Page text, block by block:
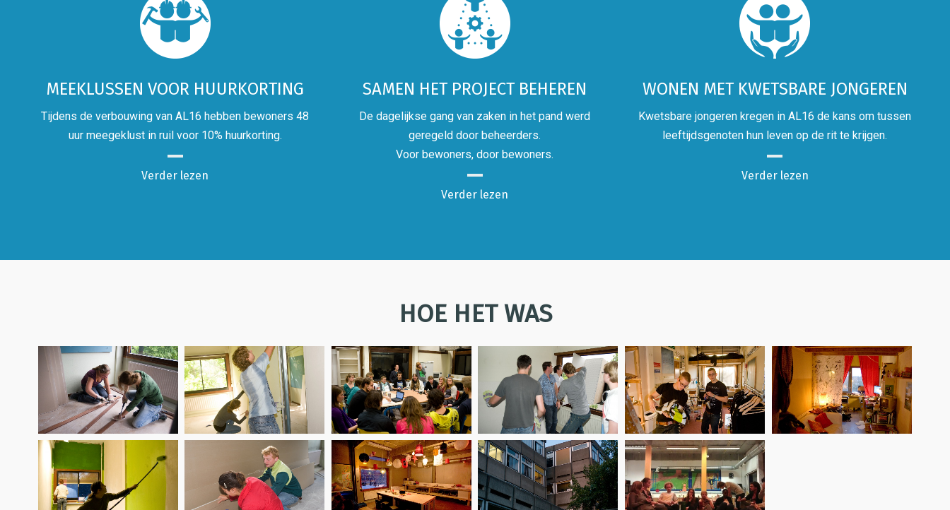
MEEKLUSSEN VOOR HUURKORTING
Tijdens de verbouwing van AL16 hebben bewoners 48
uur meegeklust in ruil voor 10% huurkorting.
Verder lezen
SAMEN HET PROJECT BEHEREN
De dagelijkse gang van zaken in het pand werd
geregeld door beheerders.
Voor bewoners, door bewoners.
Verder lezen
WONEN MET KWETSBARE JONGEREN
Kwetsbare jongeren kregen in AL16 de kans om tussen
leeftijdsgenoten hun leven op de rit te krijgen.
Verder lezen
HOE HET WAS